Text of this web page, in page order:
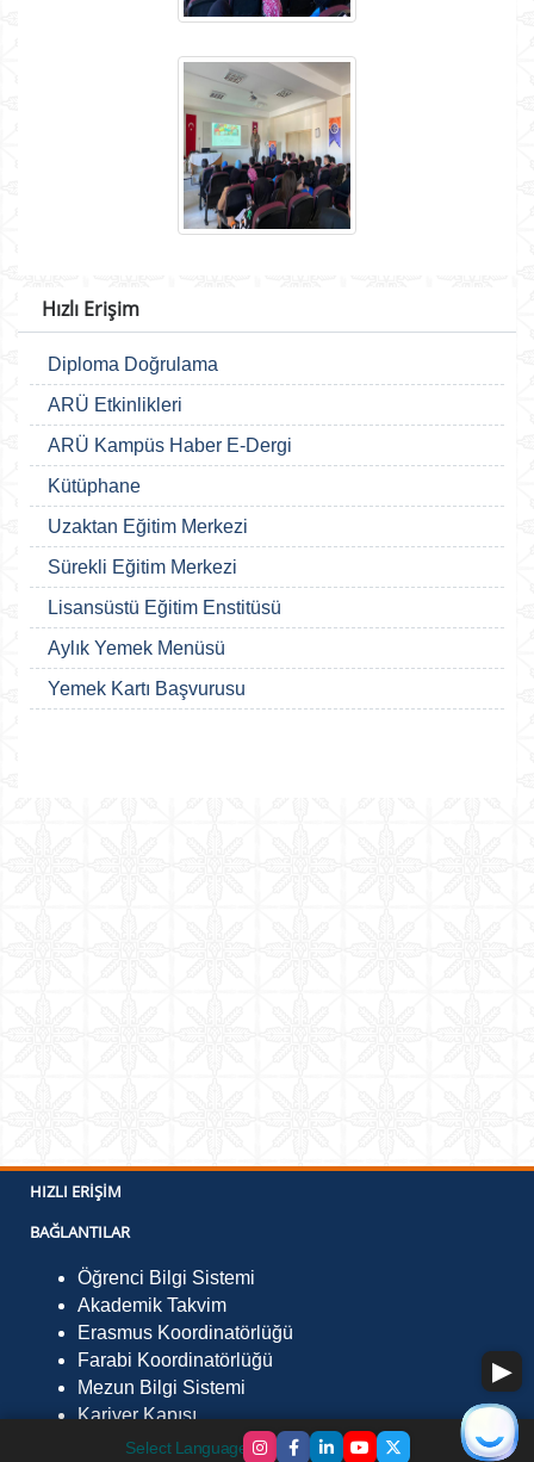
Hızlı Erişim
Diploma Doğrulama
ARÜ Etkinlikleri
ARÜ Kampüs Haber E-Dergi
Kütüphane
Uzaktan Eğitim Merkezi
Sürekli Eğitim Merkezi
Lisansüstü Eğitim Enstitüsü
Aylık Yemek Menüsü
Yemek Kartı Başvurusu
Select Language ▼
HIZLI ERIŞIM
BAĞLANTILAR
Öğrenci Bilgi Sistemi
Akademik Takvim
Erasmus Koordinatörlüğü
Farabi Koordinatörlüğü
Mezun Bilgi Sistemi
Kariyer Kapısı